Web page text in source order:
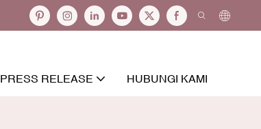
PRESS RELEASE HUBUNGI KAMI